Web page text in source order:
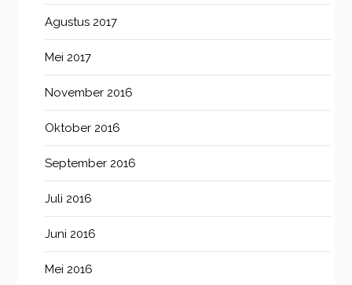
Agustus 2017
Mei 2017
November 2016
Oktober 2016
September 2016
Juli 2016
Juni 2016
Mei 2016